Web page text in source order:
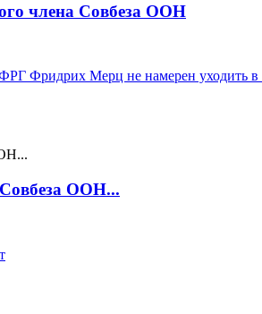
члена Совбеза ООН
Фридрих Мерц не намерен уходить в
Совбеза ООН...